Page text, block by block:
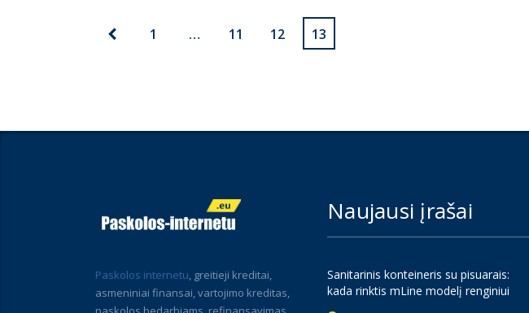
1 … 11 12 13
Paskolos internetu, greitieji kreditai,
asmeniniai finansai, vartojimo kreditas,
Naujausi įrašai
Sanitarinis konteineris su pisuarais:
kada rinktis mLine modelį renginiui